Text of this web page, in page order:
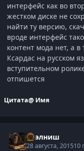
интерфейс как во
жестком диске не
найти ту версию,
вроде интерфейс
контент мода нет, а
Ксардас на русском
вступительном
отпишется
Цитата@ Имя
Нээлниш
28 августа, 201510